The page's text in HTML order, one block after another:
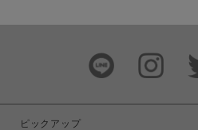
ピックアップ